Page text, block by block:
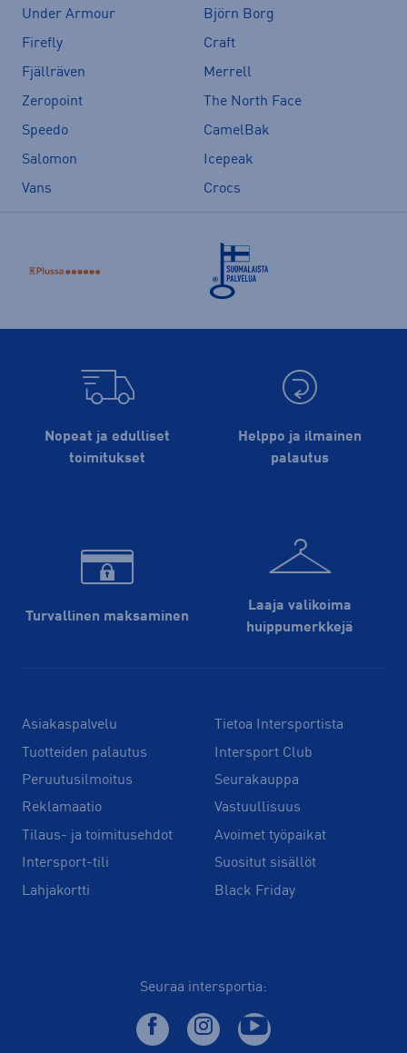
Under Armour
Björn Borg
Firefly
Craft
Fjällräven
Merrell
Zeropoint
The North Face
Speedo
CamelBak
Salomon
Icepeak
Vans
Crocs
Nopeat ja edulliset
toimitukset
Helppo ja ilmainen
palautus
Turvallinen maksaminen
Laaja valikoima
huippu­merkkejä
Asiakaspalvelu
Tuotteiden palautus
Peruutusilmoitus
Reklamaatio
Tilaus- ja toimitusehdot
Intersport-tili
Lahjakortti
Tietoa Intersportista
Intersport Club
Seurakauppa
Vastuullisuus
Avoimet työpaikat
Suositut sisällöt
Black Friday
Seuraa intersportia: